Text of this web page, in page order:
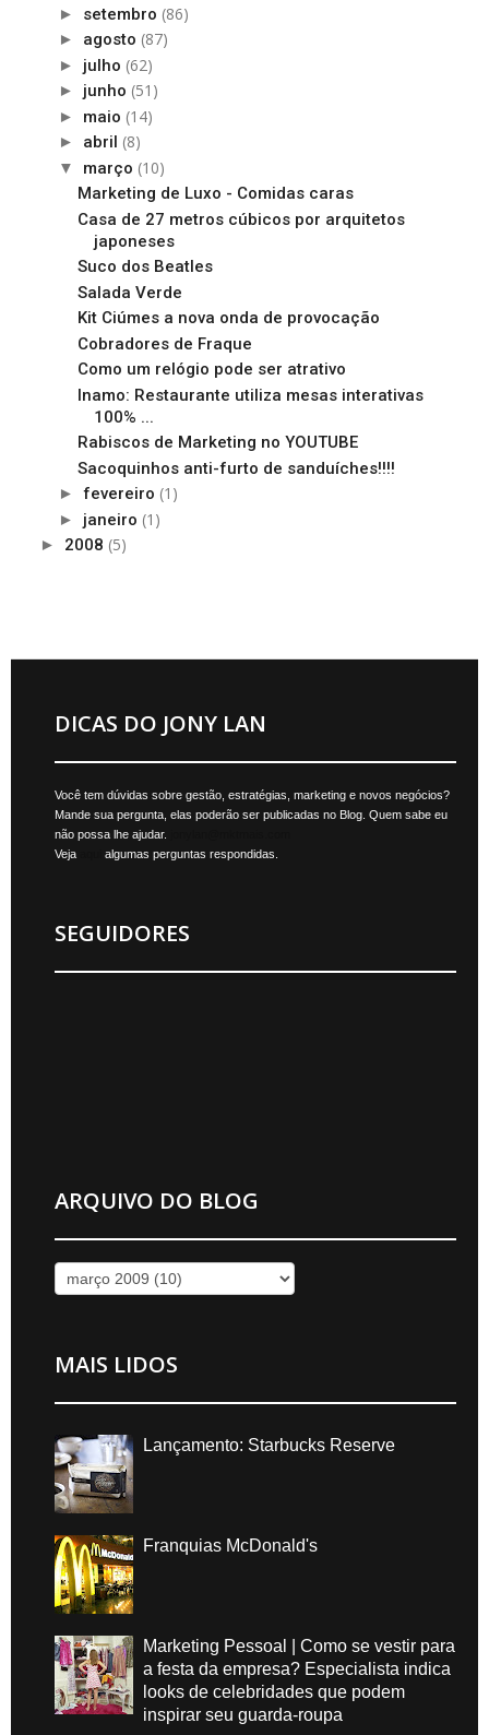
► setembro (86)
► agosto (87)
► julho (62)
► junho (51)
► maio (14)
► abril (8)
▼ março (10)
Marketing de Luxo - Comidas caras
Casa de 27 metros cúbicos por arquitetos
japoneses
Suco dos Beatles
Salada Verde
Kit Ciúmes a nova onda de provocação
Cobradores de Fraque
Como um relógio pode ser atrativo
Inamo: Restaurante utiliza mesas interativas
100% ...
Rabiscos de Marketing no YOUTUBE
Sacoquinhos anti-furto de sanduíches!!!!
► fevereiro (1)
► janeiro (1)
► 2008 (5)
DICAS DO JONY LAN
Você tem dúvidas sobre gestão, estratégias, marketing e novos negócios?
Mande sua pergunta, elas poderão ser publicadas no Blog. Quem sabe eu
não possa lhe ajudar.
Veja
algumas perguntas respondidas.
SEGUIDORES
ARQUIVO DO BLOG
MAIS LIDOS
Lançamento: Starbucks Reserve
Franquias McDonald's
Marketing Pessoal | Como se vestir para
a festa da empresa? Especialista indica
looks de celebridades que podem
inspirar seu guarda-roupa